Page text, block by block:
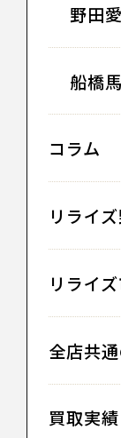
野田
船橋
コラム
リライ
リライ
全店共
買取実績